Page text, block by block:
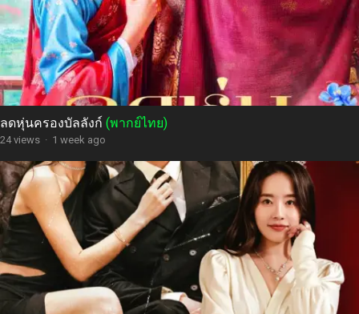
ลดหุ่นครองบัลลังก์ (พากย์ไทย)
24 views · 1 week ago